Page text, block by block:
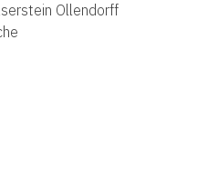
Ollendorff